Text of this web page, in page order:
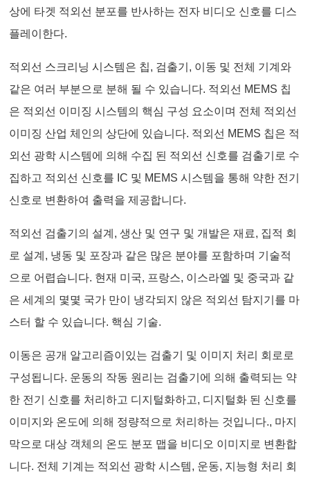
상에 타겟 적외선 분포를 반사하는 전자 비디오 신호를 디스
플레이한다.
적외선 스크리닝 시스템은 칩, 검출기, 이동 및 전체 기계와
같은 여러 부분으로 분해 될 수 있습니다. 적외선 MEMS 칩
은 적외선 이미징 시스템의 핵심 구성 요소이며 전체 적외선
이미징 산업 체인의 상단에 있습니다. 적외선 MEMS 칩은 적
외선 광학 시스템에 의해 수집 된 적외선 신호를 검출기로 수
집하고 적외선 신호를 IC 및 MEMS 시스템을 통해 약한 전기
신호로 변환하여 출력을 제공합니다.
적외선 검출기의 설계, 생산 및 연구 및 개발은 재료, 집적 회
로 설계, 냉동 및 포장과 같은 많은 분야를 포함하며 기술적
으로 어렵습니다. 현재 미국, 프랑스, 이스라엘 및 중국과 같
은 세계의 몇몇 국가 만이 냉각되지 않은 적외선 탐지기를 마
스터 할 수 있습니다. 핵심 기술.
이동은 공개 알고리즘이있는 검출기 및 이미지 처리 회로로
구성됩니다. 운동의 작동 원리는 검출기에 의해 출력되는 약
한 전기 신호를 처리하고 디지털화하고, 디지털화 된 신호를
이미지와 온도에 의해 정량적으로 처리하는 것입니다., 마지
막으로 대상 객체의 온도 분포 맵을 비디오 이미지로 변환합
니다. 전체 기계는 적외선 광학 시스템, 운동, 지능형 처리 회